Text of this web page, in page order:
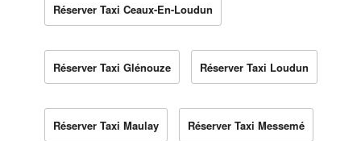
Réserver Taxi Ceaux-En-Loudun
Réserver Taxi Glénouze Réserver Taxi Loudun
Réserver Taxi Maulay Réserver Taxi Messemé